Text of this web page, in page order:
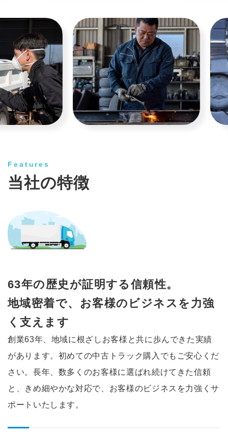
Features
当社の特徴
63年の歴史が証明する信頼性。
地域密着で、お客様のビジネスを 力強
く支えます
創業63年、地域に根ざしお客様と共に歩んできた実績
があります。初めての中古トラック購入でもご安心くだ
さい。長年、数多くのお客様に選ばれ続けてきた信頼
と、きめ細やかな対応で、お客様のビジネスを力強くサ
ポートいたします。